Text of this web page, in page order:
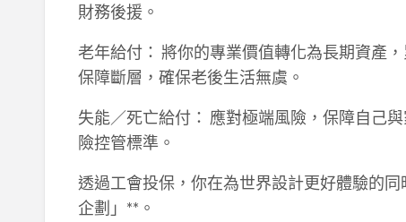
財務後援。
老年給付： 將你的專業價值轉化為長期資產
保障斷層，確保老後生活無虞。
失能／死亡給付： 應對極端風險，保障自己
險控管標準。
透過工會投保，你在為世界設計更好體驗的
企劃」**。